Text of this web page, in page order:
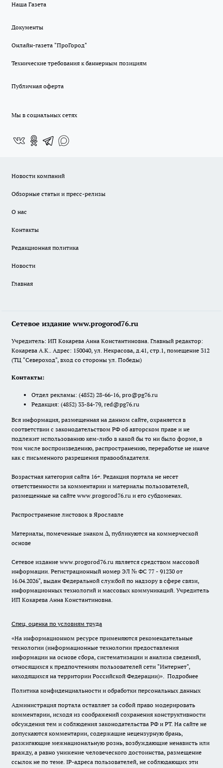
Наша Газета
Документы
Онлайн-газета "ПроГород"
Технические требования к баннерным позициям
Публичная оферта
Мы в социальных сетях
Новости компаний
Обзорные статьи и пресс-релизы
О нас
Контакты
Редакционная политика
Новости
Главная
Сетевое издание www.progorod76.ru
Учредитель: ИП Кокарева Анна Константиновна. Главный редактор:
Кокарева А.К.. Адрес: 150040, ул. Некрасова, д.41, стр.1, помещение 312
(ТЦ "Североход", вход со стороны ул. Победы)
Контакты:
Отдел рекламы: (4852) 28-66-16, pro@pg76.ru
Редакция: (4852) 33-84-79, red@pg76.ru
Вся информация, размещенная на данном сайте, охраняется в
соответствии с законодательством РФ об авторском праве и не
подлежит использованию кем-либо в какой бы то ни было форме, в
том числе воспроизведению, распространению, переработке не иначе
как с письменного разрешения правообладателя.
Возрастная категория сайта 16+. Редакция портала не несет
ответственности за комментарии и материалы пользователей,
размещенные на сайте www.progorod76.ru и его субдоменах.
Распространение листовок в Ярославле
Материалы, помеченные знаком ∆, публикуются на коммерческой
основе
Сетевое издание www.progorod76.ru является средством массовой
информации. Регистрационный номер ЭЛ № ФС 77 - 91230 от
16.04.2026", выдан Федеральной службой по надзору в сфере связи,
информационных технологий и массовых коммуникаций. Учредитель
ИП Кокарева Анна Константиновна.
Спец. оценка по условиям труда
«На информационном ресурсе применяются рекомендательные
технологии (информационные технологии предоставления
информации на основе сбора, систематизации и анализа сведений,
относящихся к предпочтениям пользователей сети "Интернет",
находящихся на территории Российской Федерации)». Подробнее
Политика конфиденциальности и обработки персональных данных
Администрация портала оставляет за собой право модерировать
комментарии, исходя из соображений сохранения конструктивности
обсуждения тем и соблюдения законодательства РФ и РТ. На сайте не
допускаются комментарии, содержащие нецензурную брань,
разжигающие межнациональную рознь, возбуждающие ненависть или
вражду, а равно унижение человеческого достоинства, размещение
ссылок не по теме. IP-адреса пользователей, не соблюдающих эти